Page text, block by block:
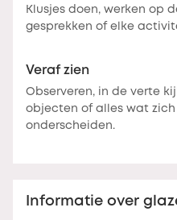
Klusjes doen, werken op
gesprekken of elke
Veraf zien
Observeren, in de verte
objecten of alles wat
onderscheiden.
Informatie over